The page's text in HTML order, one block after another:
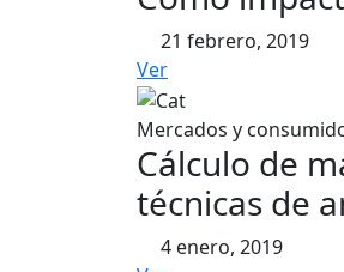
21 febrero, 2019
Ver
Mercados y
Cálculo de
técnicas de
4 enero, 2019